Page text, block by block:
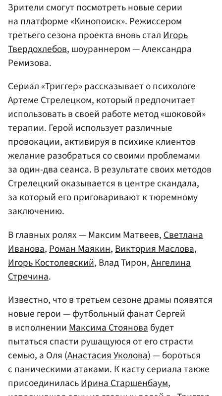
Зрители смогут посмотреть новые серии
на платформе «Кинопоиск». Режиссером
третьего сезона проекта вновь сталИгорь
Твердохлебов, шоураннером — Александра
Ремизова.
Сериал «Триггер» рассказывает о психологе
Артеме Стрелецком, который предпочитает
использовать в своей работе метод «шоковой»
терапии. Герой использует различные
провокации, активируя в психике клиентов
желание разобраться со своими проблемами
за один-два сеанса. В результате своих методов
Стрелецкий оказывается в центре скандала,
за который его приговаривают к тюремному
заключению.
В главных ролях — Максим Матвеев, Светлана
Иванова, Роман Маякин, Виктория Маслова,
Игорь Костолевский, Влад Тирон,Ангелина
Стречина.
Известно, что в третьем сезоне драмы появятся
новые герои — футбольный фанат Сергей
в исполненииМаксима Стояновабудет
пытаться спасти рушащуюся от его страсти
семью, а Оля (Анастасия Уколова) — бороться
с паническими атаками. К касту сериала также
присоединиласьИрина Старшенбаум,